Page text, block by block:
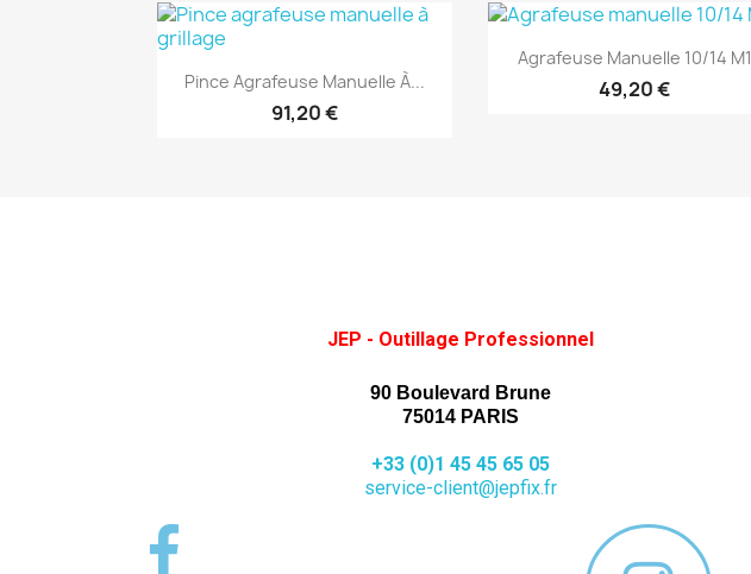
Aperçu rapide
Pince Agrafeuse Manuelle À...
91,20 €
Aperçu rapide
Agrafeuse Manuelle 10/14 M1
49,20 €
(1)
JEP - Outillage Professionnel
90 Boulevard Brune
75014 PARIS
+33 (0)1 45 45 65 05
service-client@jepfix.fr